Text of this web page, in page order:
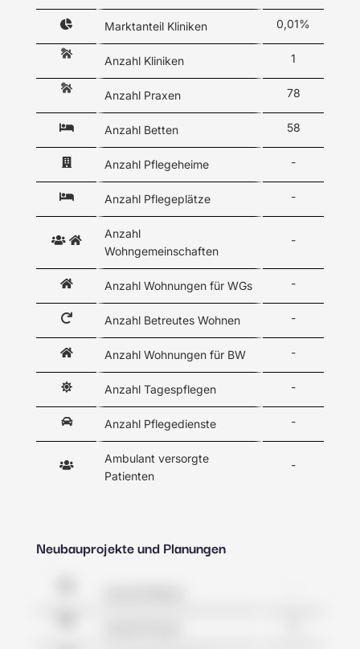
Marktanteil Kliniken 0,01%
Anzahl Kliniken 1
Anzahl Praxen 78
Anzahl Betten 58
Anzahl Pflegeheime -
Anzahl Pflegeplätze -
Anzahl
Wohngemeinschaften
-
Anzahl Wohnungen für WGs -
Anzahl Betreutes Wohnen -
Anzahl Wohnungen für BW -
Anzahl Tagespflegen -
Anzahl Pflegedienste -
Ambulant versorgte
Patienten
-
Neubauprojekte und Planungen